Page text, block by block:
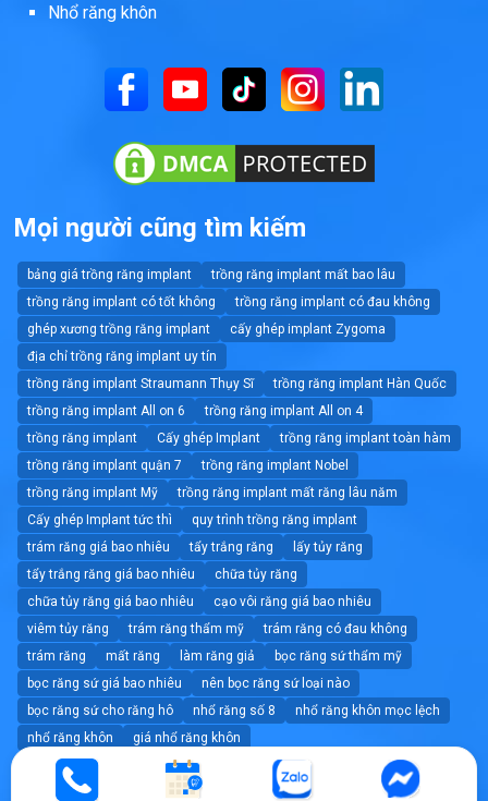
Nhổ răng khôn
Mọi người cũng tìm kiếm
bảng giá trồng răng implant
trồng răng implant mất bao lâu
trồng răng implant có tốt không
trồng răng implant có đau không
ghép xương trồng răng implant
cấy ghép implant Zygoma
địa chỉ trồng răng implant uy tín
trồng răng implant Straumann Thụy Sĩ
trồng răng implant Hàn Quốc
trồng răng implant All on 6
trồng răng implant All on 4
trồng răng implant
Cấy ghép Implant
trồng răng implant toàn hàm
trồng răng implant quận 7
trồng răng implant Nobel
trồng răng implant Mỹ
trồng răng implant mất răng lâu năm
Cấy ghép Implant tức thì
quy trình trồng răng implant
trám răng giá bao nhiêu
tẩy trắng răng
lấy tủy răng
tẩy trắng răng giá bao nhiêu
chữa tủy răng
chữa tủy răng giá bao nhiêu
cạo vôi răng giá bao nhiêu
viêm tủy răng
trám răng thẩm mỹ
trám răng có đau không
trám răng
mất răng làm răng giả
bọc răng sứ thẩm mỹ
bọc răng sứ giá bao nhiêu
nên bọc răng sứ loại nào
bọc răng sứ cho răng hô
nhổ răng số 8
nhổ răng khôn mọc lệch
nhổ răng khôn
giá nhổ răng khôn
nhổ răng không đau tốt nhất tphcm
nhổ răng
dán sứ veneer giá bao nhiêu
dán sứ veneer